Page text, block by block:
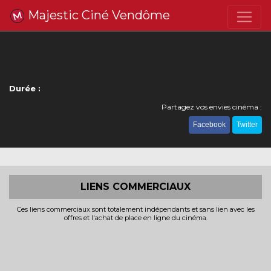
Majestic Ciné Vendôme
Durée :
Partagez vos envies cinéma :
Facebook Twitter
LIENS COMMERCIAUX
Ces liens commerciaux sont totalement indépendants et sans lien avec les
offres et l'achat de place en ligne du cinéma.